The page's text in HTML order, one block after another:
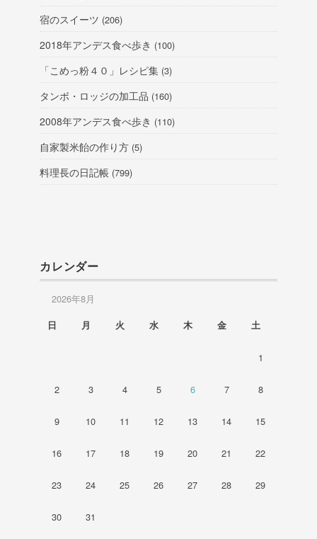
宿のスイーツ (206)
2018年アンデス食べ歩き (100)
「こめっ粉４０」レシピ集 (3)
タンボ・ロッジの加工品 (160)
2008年アンデス食べ歩き (110)
自家製米飴の作り方 (5)
料理長の日記帳 (799)
カレンダー
2026年8月
日 月 火 水 木 金 土
1
2 3 4 5 6 7 8
9 10 11 12 13 14 15
16 17 18 19 20 21 22
23 24 25 26 27 28 29
30 31